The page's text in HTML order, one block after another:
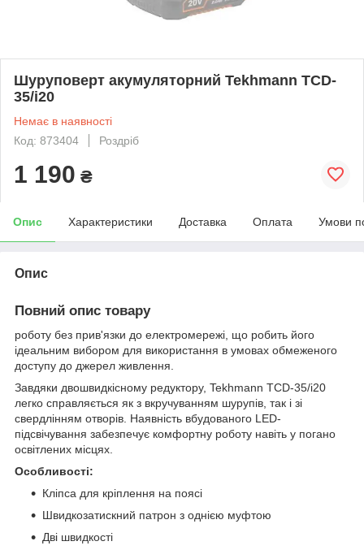
Шуруповерт акумуляторний Tekhmann TCD-
35/i20
Немає в наявності
Код: 873404
Роздріб
1 190 ₴
Опис Характеристики Доставка Оплата Умови
Опис
Повний опис товару
роботу без прив'язки до електромережі, що робить його
ідеальним вибором для використання в умовах обмеженого
доступу до джерел живлення.
Завдяки двошвидкісному редуктору, Tekhmann TCD-35/i20
легко справляється як з вкручуванням шурупів, так і зі
свердлінням отворів. Наявність вбудованого LED-
підсвічування забезпечує комфортну роботу навіть у погано
освітлених місцях.
Особливості:
Кліпса для кріплення на поясі
Швидкозатискний патрон з однією муфтою
Дві швидкості